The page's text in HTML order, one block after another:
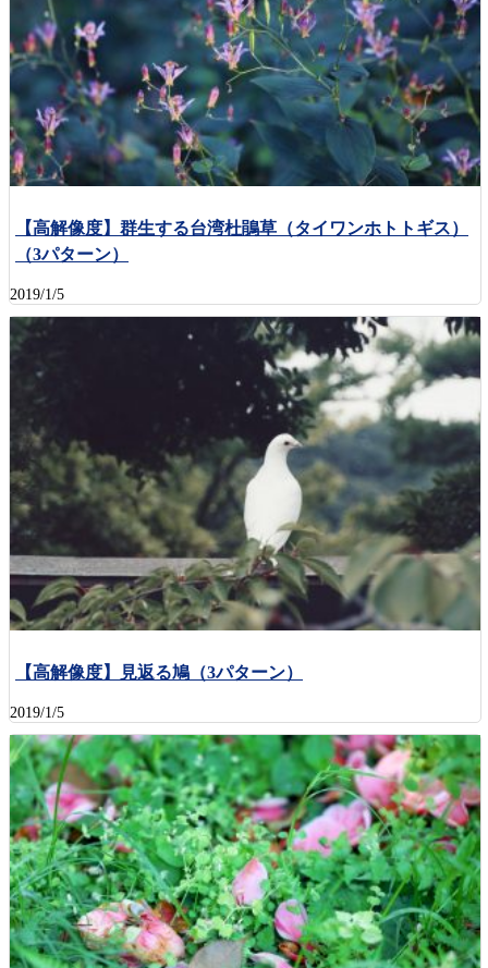
【高解像度】群生する台湾杜鵑草（タイワンホトトギス）
（3パターン）
2019/1/5
【高解像度】見返る鳩（3パターン）
2019/1/5